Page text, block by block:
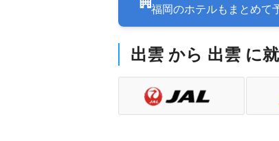
福岡のホテルもまとめて
出雲 から 出雲 に